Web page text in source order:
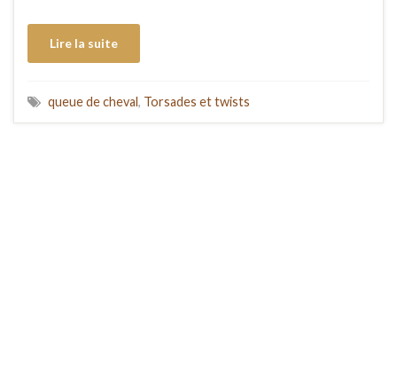
Lire la suite
queue de cheval, Torsades et twists